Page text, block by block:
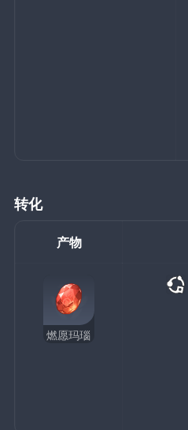
转化
产物
燃愿玛瑙